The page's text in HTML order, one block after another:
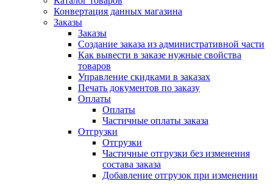
Конвертация данных магазина
Заказы
Заказы
Создание заказа из административной части
Как вывести в заказе нужные свойства
товаров
Управление скидками в заказах
Печать документов по заказу
Оплаты
Оплаты
Частичные оплаты заказа
Отгрузки
Отгрузки
Частичные отгрузки без изменения
состава заказа
Добавление отгрузок при изменении